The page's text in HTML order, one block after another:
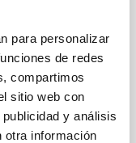
para personalizar
de redes
compartimos
sitio web con
y análisis
otra información
de
DE